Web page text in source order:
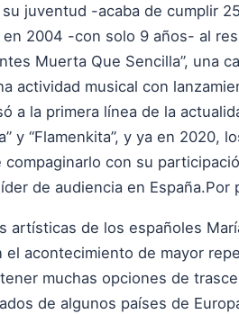
juventud -acaba de cumplir
2004 -con solo 9 años- al
Muerta Que Sencilla”,
actividad musical con
a la primera línea de la
y “Flamenkita”, y ya en 2020,
compaginarlo con su
de audiencia en España.Por
artísticas de los españoles
el acontecimiento de mayor
muchas opciones de
de algunos países de